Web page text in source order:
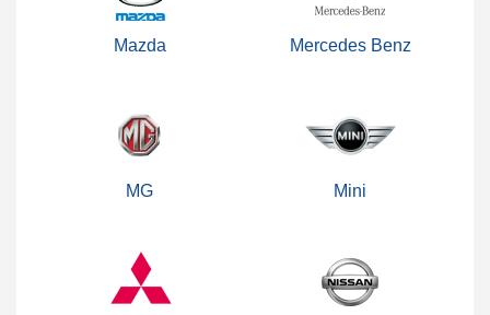
Mazda Mercedes Benz
MG Mini